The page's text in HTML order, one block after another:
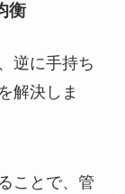
衡
逆に手持ち
解決しま
ことで、管